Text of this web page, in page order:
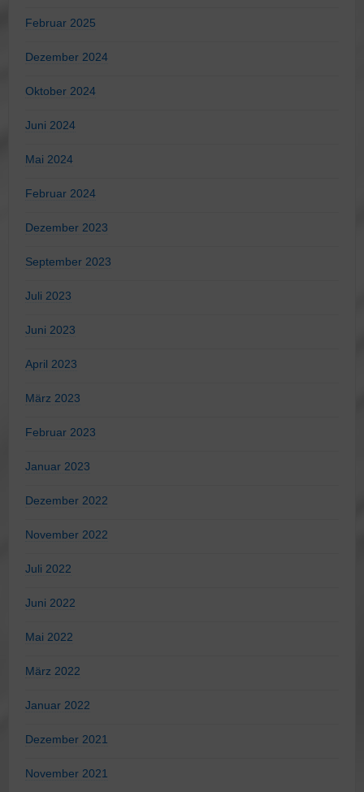
Februar 2025
Dezember 2024
Oktober 2024
Juni 2024
Mai 2024
Februar 2024
Dezember 2023
September 2023
Juli 2023
Juni 2023
April 2023
März 2023
Februar 2023
Januar 2023
Dezember 2022
November 2022
Juli 2022
Juni 2022
Mai 2022
März 2022
Januar 2022
Dezember 2021
November 2021